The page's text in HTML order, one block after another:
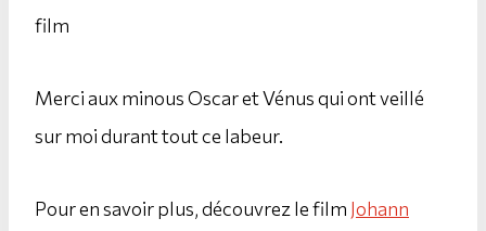
film
Merci aux minous Oscar et Vénus qui ont veillé
sur moi durant tout ce labeur.
Pour en savoir plus, découvrez le film Johann